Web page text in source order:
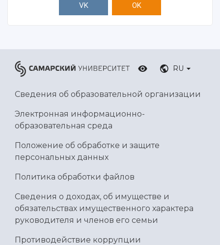
VK OK
RU
Сведения об образовательной организации
Электронная информационно-
образовательная среда
Положение об обработке и защите
персональных данных
Политика обработки файлов
Сведения о доходах, об имуществе и
обязательствах имущественного характера
руководителя и членов его семьи
Противодействие коррупции